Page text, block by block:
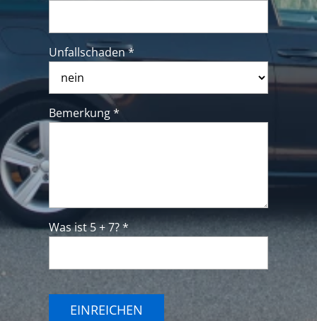
Unfallschaden *
Bemerkung *
Was ist 5 + 7? *
EINREICHEN